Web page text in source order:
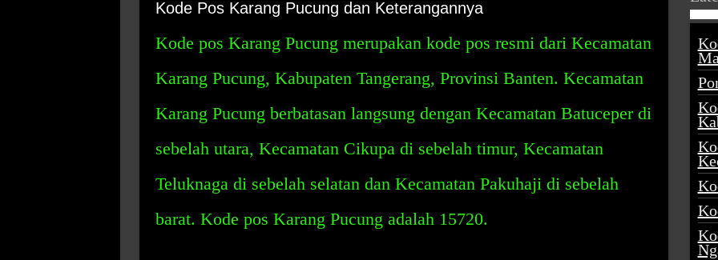
Kode Pos Karang Pucung dan Keterangannya
Kode pos Karang Pucung merupakan kode pos resmi dari Kecamatan
Karang Pucung, Kabupaten Tangerang, Provinsi Banten. Kecamatan
Karang Pucung berbatasan langsung dengan Kecamatan Batuceper di
sebelah utara, Kecamatan Cikupa di sebelah timur, Kecamatan
Teluknaga di sebelah selatan dan Kecamatan Pakuhaji di sebelah
barat. Kode pos Karang Pucung adalah 15720.